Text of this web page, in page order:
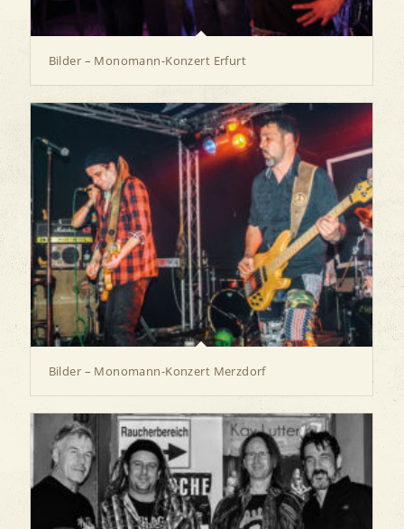
Bilder – Monomann-Konzert Erfurt
Bilder – Monomann-Konzert Merzdorf